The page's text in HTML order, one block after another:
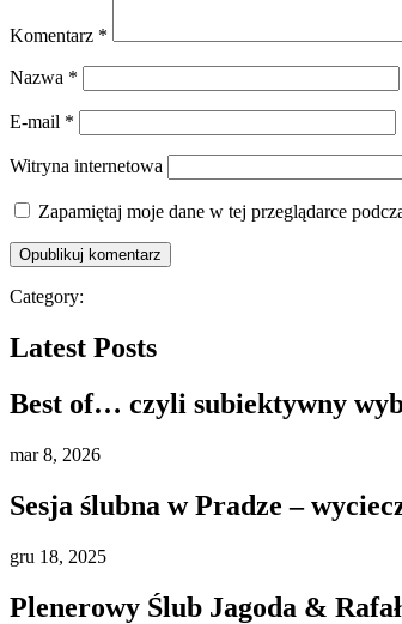
Komentarz *
Nazwa *
E-mail *
Witryna internetowa
Zapamiętaj moje dane w tej przeglądarce
Category:
Latest Posts
Best of… czyli subiektywny
mar8, 2026
Sesja ślubna w Pradze –
gru 18, 2025
Plenerowy Ślub Jagoda &